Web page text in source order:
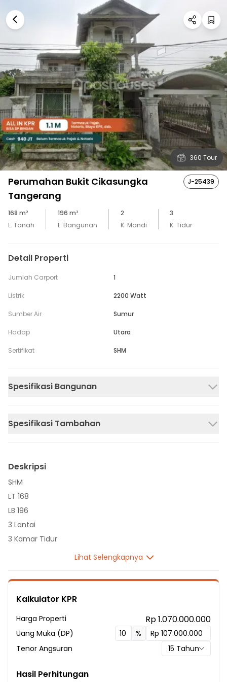
360 Tour
Perumahan Bukit Cikasungka
Tangerang
J-25439
168 m²
L. Tanah
196 m²
L. Bangunan
2
K. Mandi
3
K. Tidur
Detail Properti
Jumlah Carport 1
Listrik 2200 Watt
Sumber Air Sumur
Hadap Utara
Sertifikat SHM
Spesifikasi Bangunan
Spesifikasi Tambahan
Deskripsi
SHM
LT 168
LB 196
3 Lantai
3 Kamar Tidur
Sumber Air Tanah
Hadap Utara
3 Menit ke SDN CIKASUNGKA II
4 Menit ke SDS Dian Pertiwi
7 Menit ke SDN Cikasungka III
Lihat Selengkapnya
Kalkulator KPR
Harga Properti Rp 1.070.000.000
Uang Muka (DP)
%
Tenor Angsuran
15 Tahun
Hasil Perhitungan